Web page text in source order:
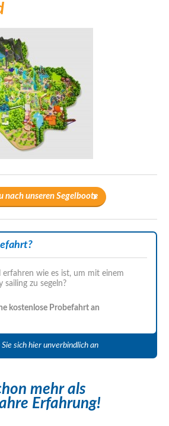
nach unseren Segelboote
erfahren wie es ist, um mit einem
sailing zu segeln?
kostenlose Probefahrt an
sich hier unverbindlich an
mehr als
Erfahrung!